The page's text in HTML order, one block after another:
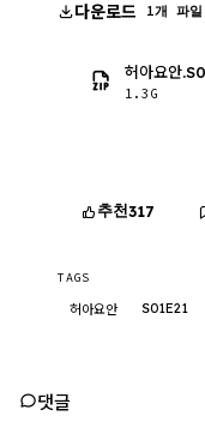
다운로드 1개 파일
허아요안
1.3G
추천317
TAGS
허아요안 S01E21
댓글